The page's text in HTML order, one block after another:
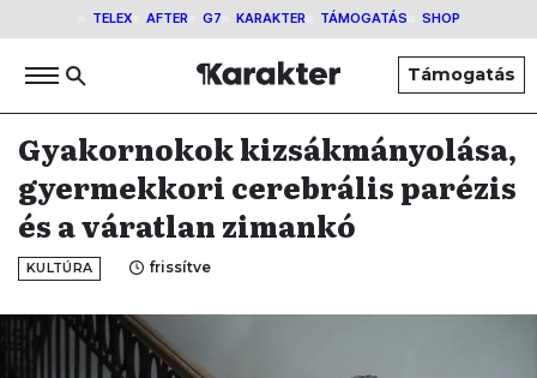
TELEX AFTER G7 KARAKTER TÁMOGATÁS SHOP
Támogatás
Gyakornokok kizsákmányolása,
gyermekkori cerebrális parézis
és a váratlan zimankó
KULTÚRA frissítve